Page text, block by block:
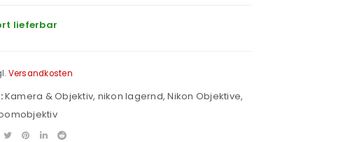
lieferbar
Versandkosten
Kamera & Objektiv, nikon lagernd,Nikon Objektive,